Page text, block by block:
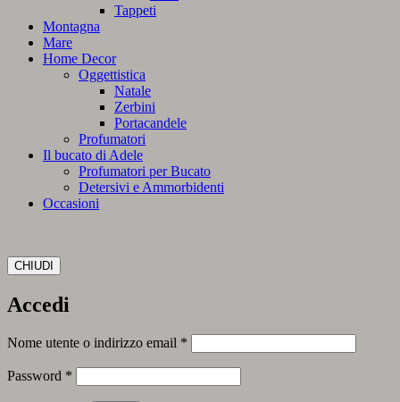
Tappeti
Montagna
Mare
Home Decor
Oggettistica
Natale
Zerbini
Portacandele
Profumatori
Il bucato di Adele
Profumatori per Bucato
Detersivi e Ammorbidenti
Occasioni
CHIUDI
Accedi
Nome utente o indirizzo email *
Password *